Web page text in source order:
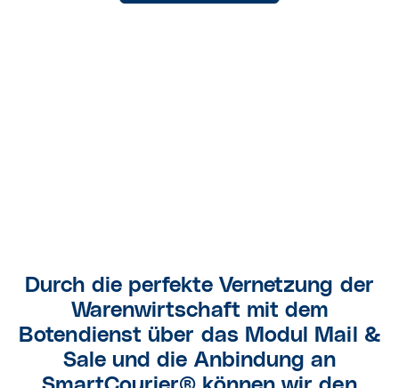
Durch die perfekte Vernetzung der
Warenwirtschaft mit dem
Botendienst über das Modul Mail &
Sale und die Anbindung an